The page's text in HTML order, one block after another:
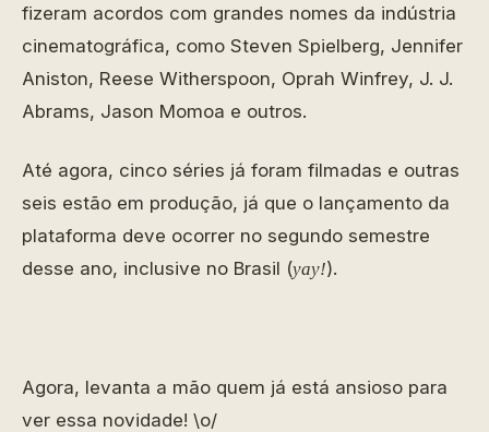
fizeram acordos com grandes nomes da indústria
cinematográfica, como Steven Spielberg, Jennifer
Aniston, Reese Witherspoon, Oprah Winfrey, J. J.
Abrams, Jason Momoa e outros.
Até agora, cinco séries já foram filmadas e outras
seis estão em produção, já que o lançamento da
plataforma deve ocorrer no segundo semestre
desse ano, inclusive no Brasil (yay!).
Agora, levanta a mão quem já está ansioso para
ver essa novidade! \o/